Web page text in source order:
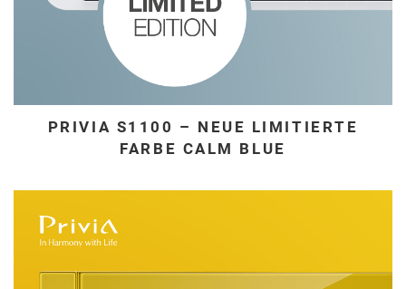
PRIVIA S1100 – NEUE LIMITIERTE
FARBE CALM BLUE